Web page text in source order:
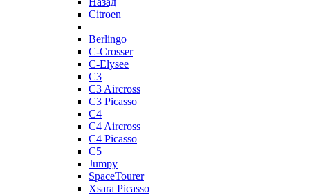
Citroen
Berlingo
C-Crosser
C-Elysee
C3
C3 Aircross
C3 Picasso
C4
C4 Aircross
C4 Picasso
C5
Jumpy
SpaceTourer
Xsara Picasso